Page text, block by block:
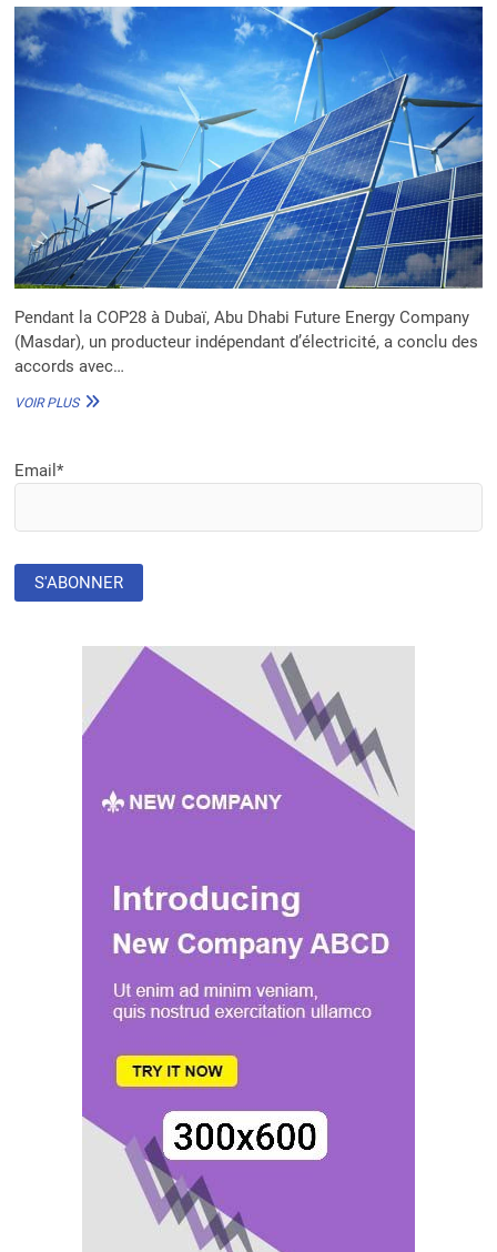
Pendant la COP28 à Dubaï, Abu Dhabi Future Energy Company
(Masdar), un producteur indépendant d’électricité, a conclu des
accords avec…
VOIR PLUSMASDAR
RENOUVELABLES
Email*